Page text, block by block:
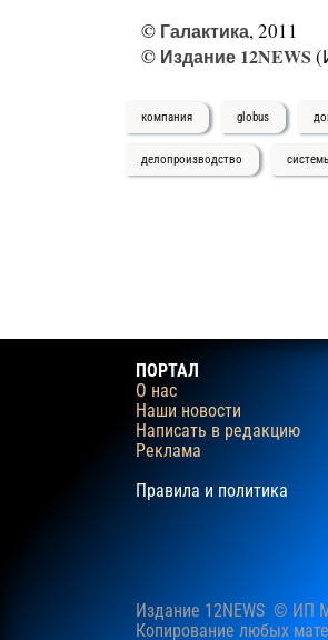
© Галактика, 2011
© Издание 12NEWS
компания globus
делопроизводство
ПОРТАЛ
О нас
Наши новости
Написать в редакцию
Реклама
Правила и политика
Издание 12NEWS © ИП
Копирование любых